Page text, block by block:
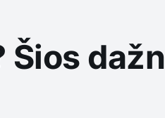
Šios